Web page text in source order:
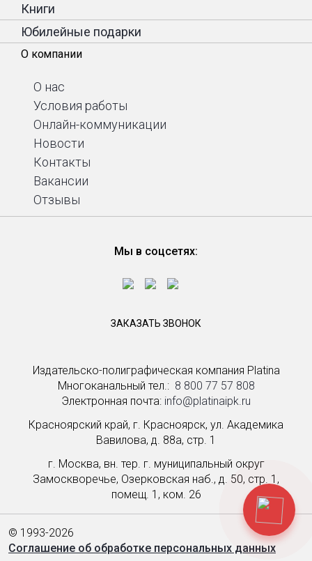
Издательско-полиграфическая компания Platina
Многоканальный тел.: ­ 8 800 77 57 808
Электронная почта: info@platinaipk.ru
Красноярский край, г. Красноярск, ул. Академика
Вавилова, д. 88а, стр. 1
г. Москва, вн. тер. г. муниципальный округ
Замоскворечье, Озерковская наб., д. 50, стр. 1,
помещ. 1, ком. 26
Книги
Юбилейные подарки
О компании
О нас
Условия работы
Онлайн-коммуникации
Новости
Контакты
Вакансии
Отзывы
Мы в соцсетях:
ЗАКАЗАТЬ ЗВОНОК
© 1993-2026
Соглашение об обработке персональных данных